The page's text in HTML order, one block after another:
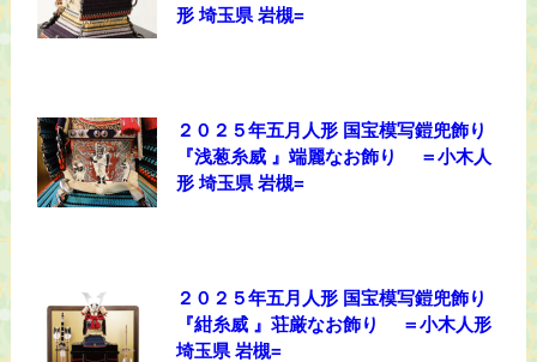
形 埼玉県 岩槻=
２０２５年五月人形 国宝模写鎧兜飾り
『浅葱糸威 』端麗なお飾り ＝小木人
形 埼玉県 岩槻=
２０２５年五月人形 国宝模写鎧兜飾り
『紺糸威 』荘厳なお飾り ＝小木人形
埼玉県 岩槻=